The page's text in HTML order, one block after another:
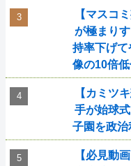
【マスコ
が極まり
持率下げ
像の10倍
【カミツ
手が始球
子園を政治
【必見動